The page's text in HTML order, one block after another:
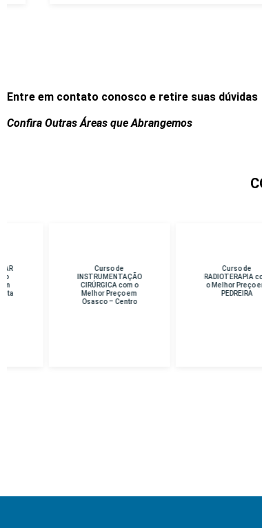
Entre em contato conosco e retire suas dúvidas
Confira Outras Áreas que Abrangemos
INSTRUMENTAÇÃO
CIRÚRGICA com o
Melhor Preço em
Osasco – Centro
RADIOTERAPIA com
o Melhor Preço em